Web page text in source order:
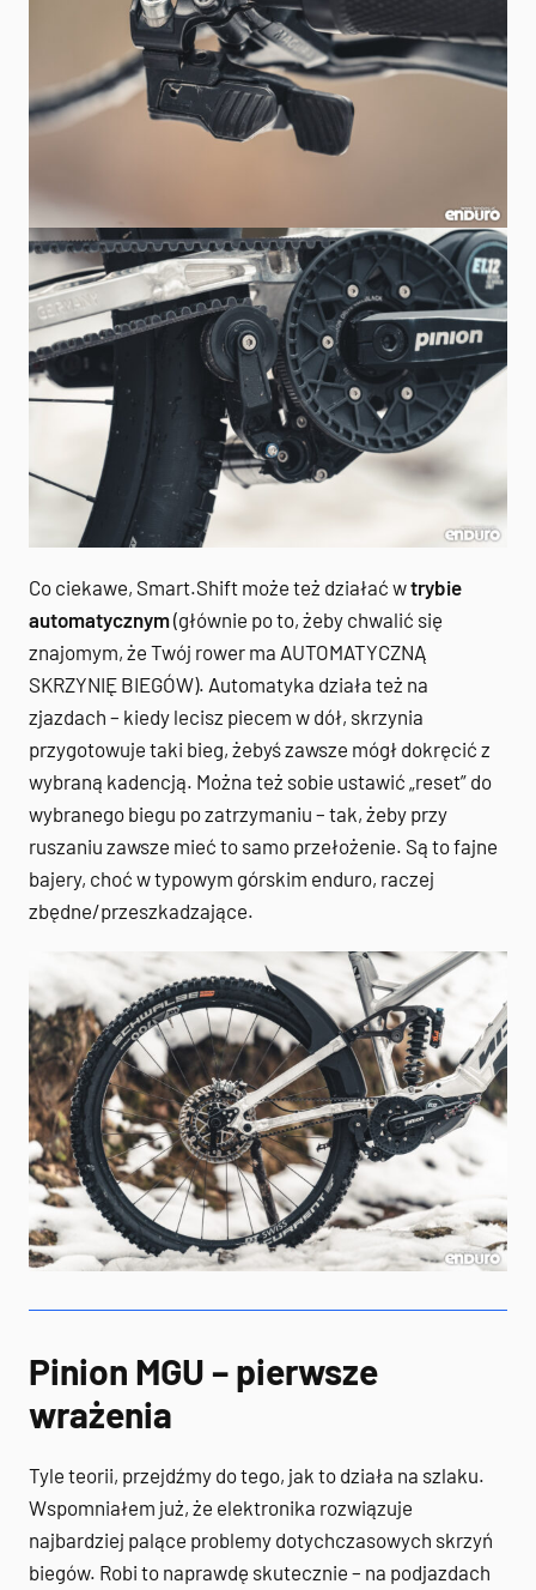
Co ciekawe, Smart.Shift może też działać wtrybie
automatycznym(głównie po to, żeby chwalić się
znajomym, że Twój rower ma AUTOMATYCZNĄ
SKRZYNIĘ BIEGÓW). Automatyka działa też na
zjazdach – kiedy lecisz piecem w dół, skrzynia
przygotowuje taki bieg, żebyś zawsze mógł dokręcić z
wybraną kadencją. Można też sobie ustawić „reset” do
wybranego biegu po zatrzymaniu – tak, żeby przy
ruszaniu zawsze mieć to samo przełożenie. Są to fajne
bajery, choć w typowym górskim enduro, raczej
zbędne/przeszkadzające.
Pinion MGU – pierwsze
wrażenia
Tyle teorii, przejdźmy do tego, jak to działa na szlaku.
Wspomniałem już, że elektronika rozwiązuje
najbardziej palące problemy dotychczasowych skrzyń
biegów. Robi to naprawdę skutecznie – na podjazdach